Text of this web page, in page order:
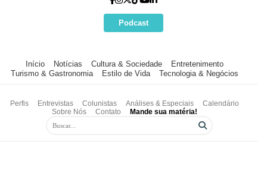
Podcast
Início Notícias Cultura & Sociedade
Entretenimento
Turismo & Gastronomia
Estilo de Vida Tecnologia & Negócios
Perfis Entrevistas Colunistas Análises & Especiais
Calendário
Sobre Nós
Contato Mande sua matéria!